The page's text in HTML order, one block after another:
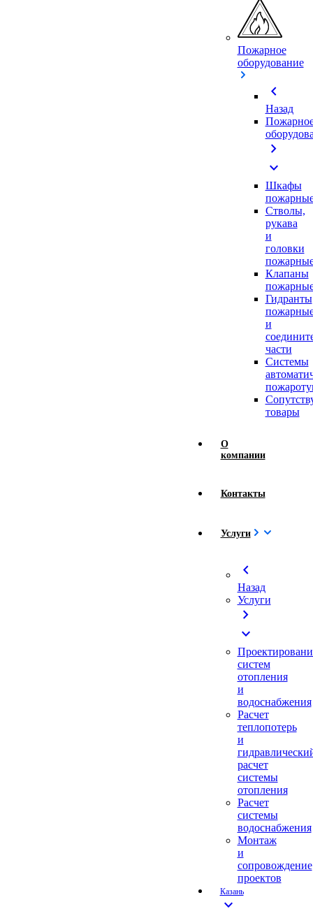
Пожарное
оборудование
chevron_left
Назад
chevron_right
expand_more
Шкафы
Стволы,
рукава
и
головки
Клапаны
Гидранты
и
части
Системы
товары
О
компании
Контакты
Услуги
chevron_left
Назад
Услуги
chevron_right
expand_more
систем
отопления
и
водоснабжения
Расчет
теплопотерь
и
расчет
системы
отопления
Расчет
системы
водоснабжения
Монтаж
и
сопровождение
проектов
Казань
expand_more